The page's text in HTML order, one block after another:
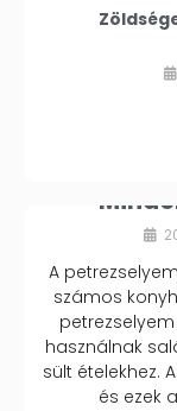
A
számos
használnak
sült ételekhez.
és ezek